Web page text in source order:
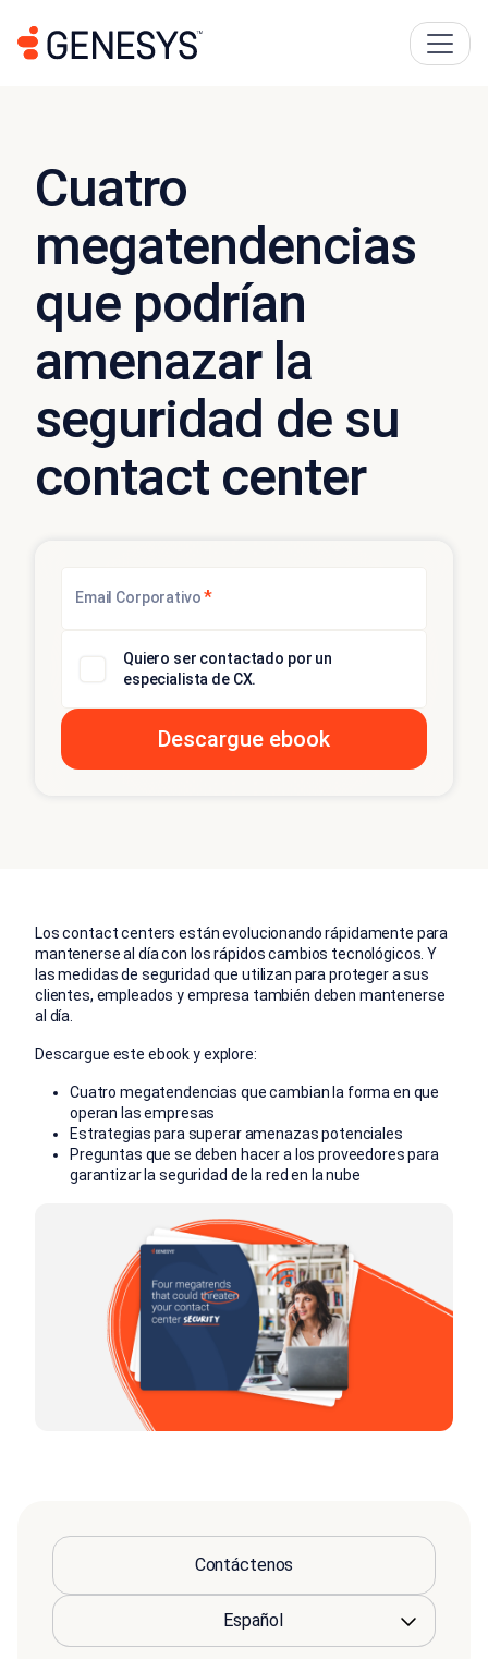
Cuatro
megatendencias
que podrían
amenazar la
seguridad de su
contact center
Email Corporativo*
Quiero ser contactado por un
especialista de CX.
Los contact centers están evolucionando rápidamente para
mantenerse al día con los rápidos cambios tecnológicos. Y
las medidas de seguridad que utilizan para proteger a sus
clientes, empleados y empresa también deben mantenerse
al día.
Descargue este ebook y explore:
Cuatro megatendencias que cambian la forma en que
operan las empresas
Estrategias para superar amenazas potenciales
Preguntas que se deben hacer a los proveedores para
garantizar la seguridad de la red en la nube
Contáctenos